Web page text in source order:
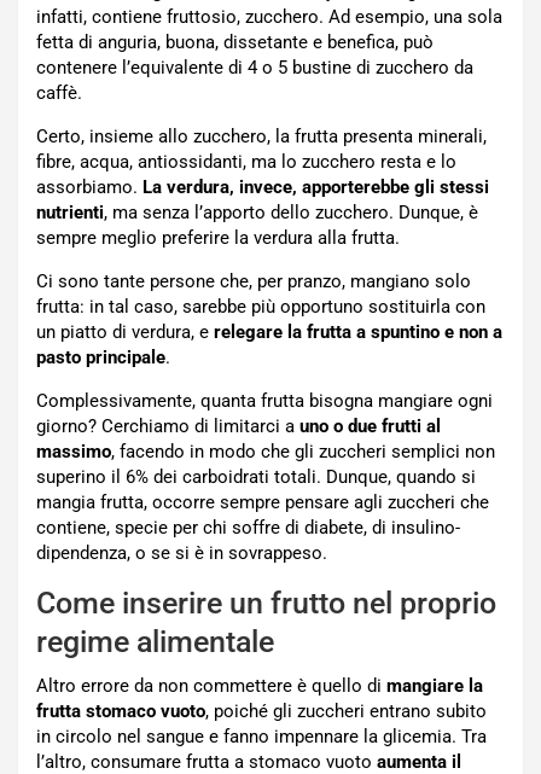
infatti, contiene fruttosio, zucchero. Ad esempio, una sola
fetta di anguria, buona, dissetante e benefica, può
contenere l’equivalente di 4 o 5 bustine di zucchero da
caffè.
Certo, insieme allo zucchero, la frutta presenta minerali,
fibre, acqua, antiossidanti, ma lo zucchero resta e lo
assorbiamo. La verdura, invece, apporterebbe gli stessi
nutrienti, ma senza l’apporto dello zucchero. Dunque, è
sempre meglio preferire la verdura alla frutta.
Ci sono tante persone che, per pranzo, mangiano solo
frutta: in tal caso, sarebbe più opportuno sostituirla con
un piatto di verdura, e relegare la frutta a spuntino e non a
pasto principale.
Complessivamente, quanta frutta bisogna mangiare ogni
giorno? Cerchiamo di limitarci a uno o due frutti al
massimo, facendo in modo che gli zuccheri semplici non
superino il 6% dei carboidrati totali. Dunque, quando si
mangia frutta, occorre sempre pensare agli zuccheri che
contiene, specie per chi soffre di diabete, di insulino-
dipendenza, o se si è in sovrappeso.
Come inserire un frutto nel proprio
regime alimentale
Altro errore da non commettere è quello di mangiare la
frutta stomaco vuoto, poiché gli zuccheri entrano subito
in circolo nel sangue e fanno impennare la glicemia. Tra
l’altro, consumare frutta a stomaco vuoto aumenta il